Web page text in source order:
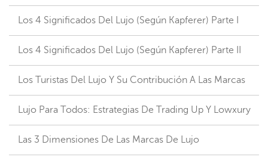
Los 4 Significados Del Lujo (según Kapferer) Parte I
Los 4 Significados Del Lujo (según Kapferer) Parte II
Los Turistas Del Lujo Y Su Contribución A Las Marcas
Lujo Para Todos: Estrategias De Trading Up Y Lowxury
Las 3 Dimensiones De Las Marcas De Lujo